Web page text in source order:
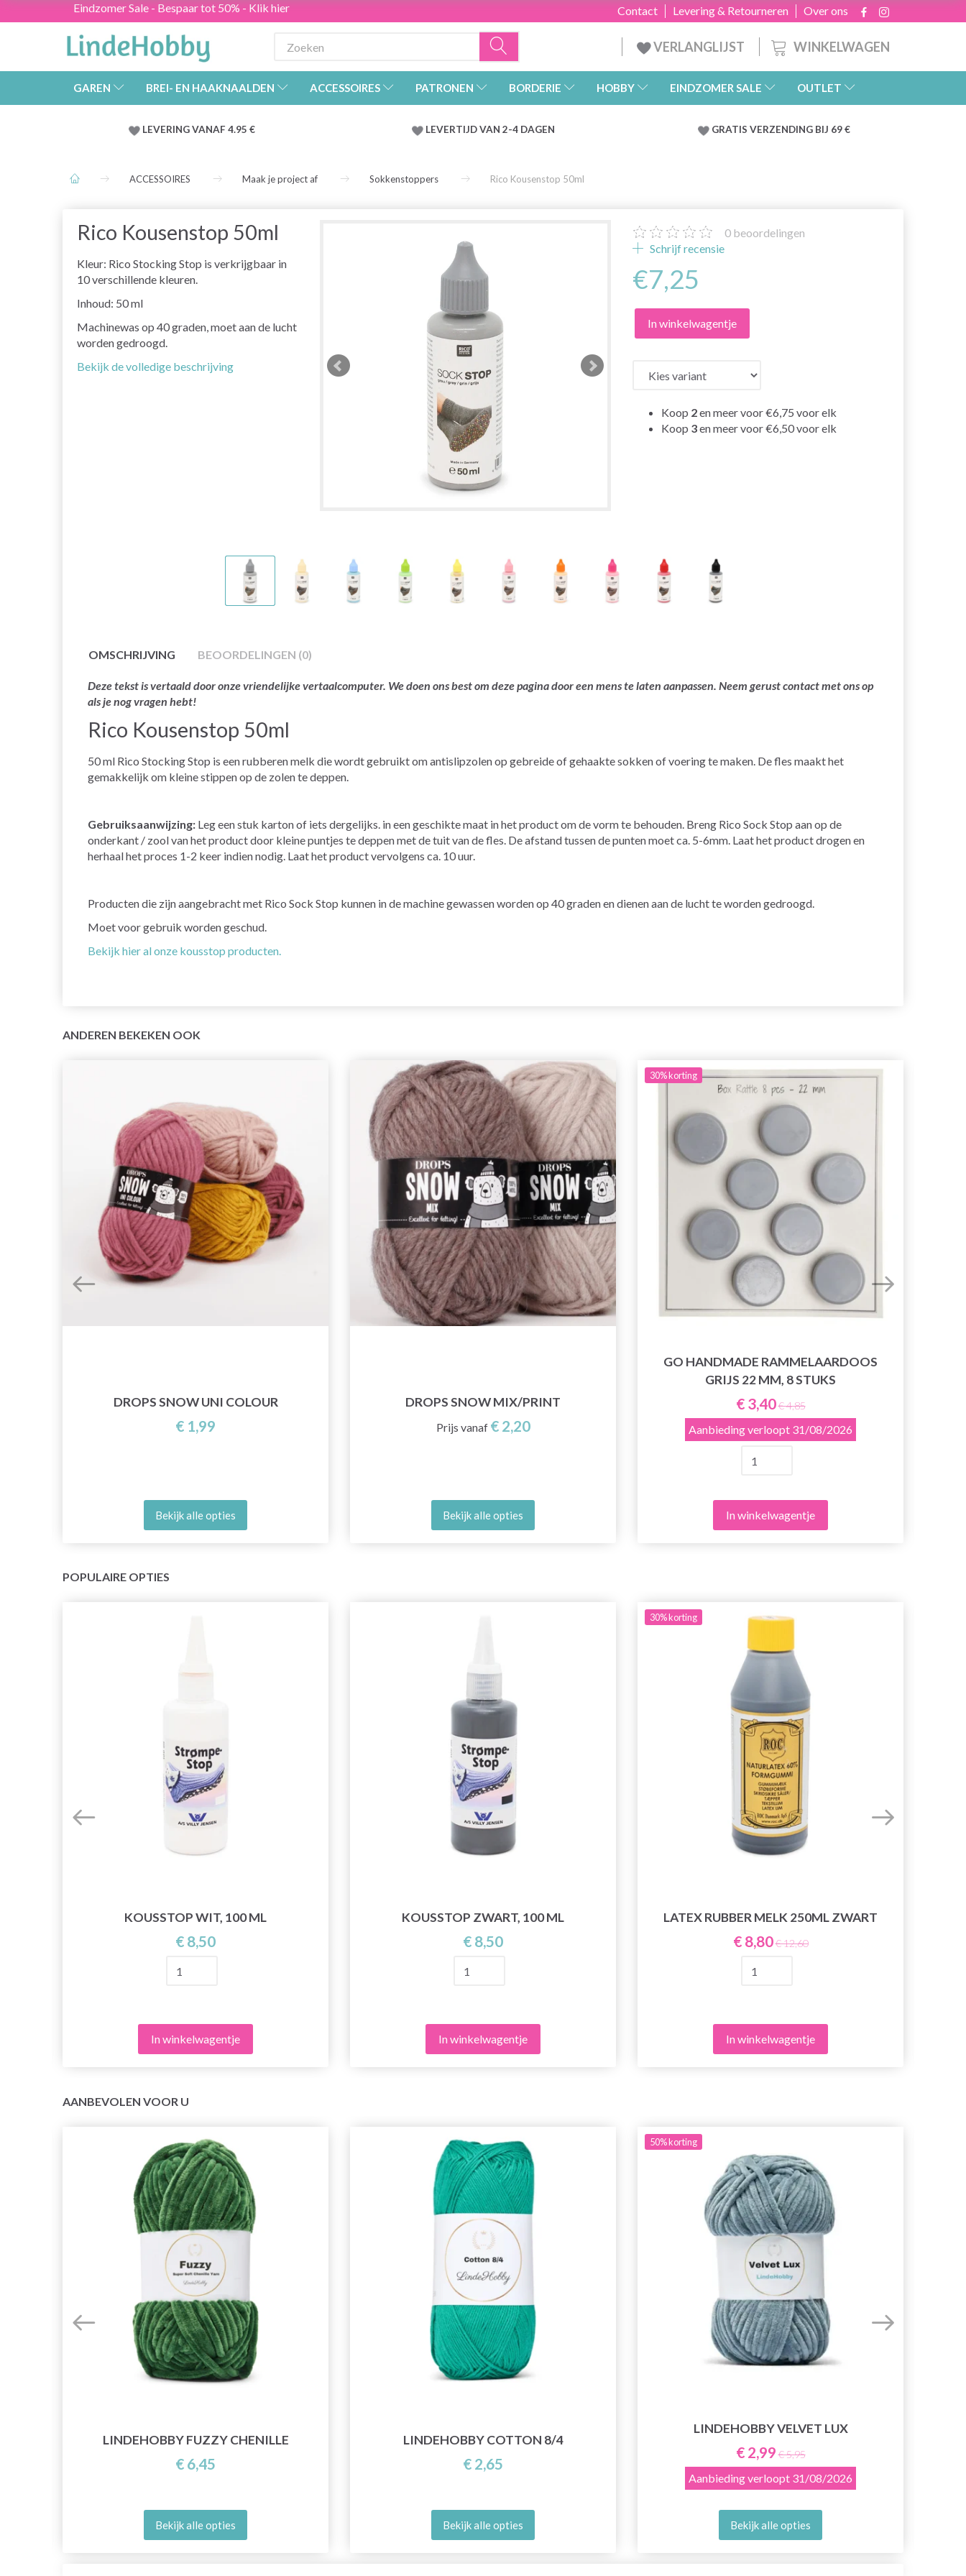
Eindzomer Sale - Bespaar tot 50% - Klik hier Over ons
Levering & Retourneren
Contact
WINKELWAGEN
VERLANGLIJST
GAREN BREI- EN HAAKNAALDEN ACCESSOIRES PATRONEN BORDERIE HOBBY EINDZOMER SALE OUTLET
LEVERING VANAF 4.95 € LEVERTIJD VAN 2-4 DAGEN GRATIS VERZENDING BIJ 69 €
ACCESSOIRES Maak je project af Sokkenstoppers Rico Kousenstop 50ml
Rico Kousenstop 50ml
Kleur: Rico Stocking Stop is verkrijgbaar in
10 verschillende kleuren.
Inhoud: 50 ml
Machinewas op 40 graden, moet aan de lucht
worden gedroogd.
Bekijk de volledige beschrijving
0 beoordelingen
Schrijf recensie
€7,25
In winkelwagentje
Koop 2en meer voor€6,75voor elk
Koop 3en meer voor€6,50voor elk
OMSCHRIJVING BEOORDELINGEN (0)
Deze tekst is vertaald door onze vriendelijke vertaalcomputer. We doen ons best om deze pagina door een mens te laten aanpassen. Neem gerust contact met ons op
als je nog vragen hebt!
Rico Kousenstop 50ml
50 ml Rico Stocking Stop is een rubberen melk die wordt gebruikt om antislipzolen op gebreide of gehaakte sokken of voering te maken. De fles maakt het
gemakkelijk om kleine stippen op de zolen te deppen.
Gebruiksaanwijzing: Leg een stuk karton of iets dergelijks. in een geschikte maat in het product om de vorm te behouden. Breng Rico Sock Stop aan op de
onderkant / zool van het product door kleine puntjes te deppen met de tuit van de fles. De afstand tussen de punten moet ca. 5-6mm. Laat het product drogen en
herhaal het proces 1-2 keer indien nodig. Laat het product vervolgens ca. 10 uur.
Producten die zijn aangebracht met Rico Sock Stop kunnen in de machine gewassen worden op 40 graden en dienen aan de lucht te worden gedroogd.
Moet voor gebruik worden geschud.
Bekijk hier al onze kousstop producten.
ANDEREN BEKEKEN OOK
DROPS SNOW UNI COLOUR
€ 1,99
Bekijk alle opties
DROPS SNOW MIX/PRINT
Prijs vanaf € 2,20
Bekijk alle opties
30%korting
GO HANDMADE RAMMELAARDOOS
GRIJS 22 MM, 8 STUKS
€ 3,40€ 4,85
Aanbieding verloopt 31/08/2026
In winkelwagentje
POPULAIRE OPTIES
KOUSSTOP WIT, 100 ML
€ 8,50
In winkelwagentje
KOUSSTOP ZWART, 100 ML
€ 8,50
In winkelwagentje
30%korting
LATEX RUBBER MELK 250ML ZWART
€ 8,80€ 12,60
In winkelwagentje
AANBEVOLEN VOOR U
LINDEHOBBY FUZZY CHENILLE
€ 6,45
Bekijk alle opties
LINDEHOBBY COTTON 8/4
€ 2,65
Bekijk alle opties
50%korting
LINDEHOBBY VELVET LUX
€ 2,99 € 5,95
Aanbieding verloopt 31/08/2026
Bekijk alle opties